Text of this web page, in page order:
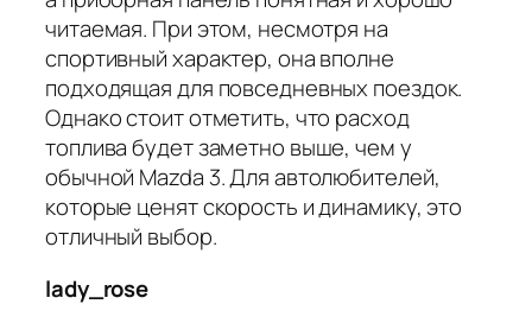
читаемая. При этом, несмотря на
спортивный характер, она вполне
подходящая для повседневных поездок.
Однако стоит отметить, что расход
топлива будет заметно выше, чем у
обычной Mazda 3. Для автолюбителей,
которые ценят скорость и динамику, это
отличный выбор.
lady_rose